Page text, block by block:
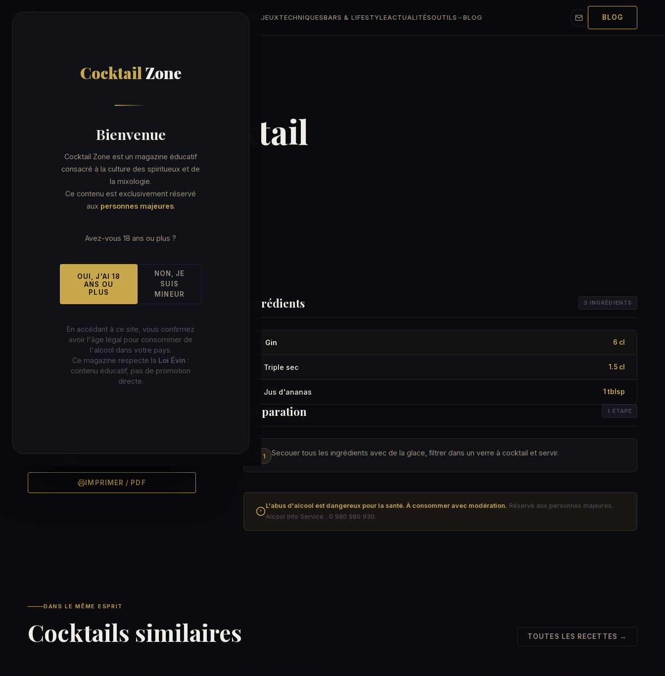
Cocktail Zone
Bienvenue
Cocktail Zone est un magazine éducatif
consacré à la culture des spiritueux et de
la mixologie.
Ce contenu est exclusivement réservé
aux personnes majeures.
Avez-vous 18 ans ou plus ?
OUI, J'AI 18
ANS OU
PLUS
NON, JE
SUIS
MINEUR
En accédant à ce site, vous confirmez
avoir l'âge légal pour consommer de
l'alcool dans votre pays.
Ce magazine respecte la Loi Évin :
contenu éducatif, pas de promotion
directe.
CocktailZone SPIRITUEUX TECHNIQUESBARS & LIFESTYLEACTUALITÉSOUTILS BLOG BLOG
Hawaiian Cocktail
Hawaiian Cocktail
Coupe cocktail ★☆☆ Facile
IMPRIMER / PDF
Ingrédients 3 INGRÉDIENTS
Gin 6 cl
Triple sec 1.5 cl
Jus d'ananas 1 tblsp
Préparation 1 ÉTAPE
Secouer tous les ingrédients avec de la glace, filtrer dans un verre à cocktail et servir.
L'abus d'alcool est dangereux pour la santé. À consommer avec modération. Réservé aux personnes majeures.
Alcool Info Service : 0 980 980 930.
DANS LE MÊME ESPRIT
Cocktails similaires TOUTES LES RECETTES →